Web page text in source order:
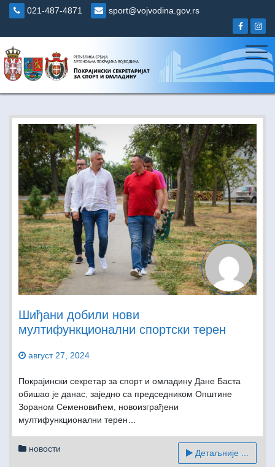
Skip
021-487-4871 sport@vojvodina.gov.rs
Шиђани добили нови
мултифункционални спортски терен
август 27, 2024
Покрајински секретар за спорт и омладину Дане Баста
обишао је данас, заједно са председником Општине
Зораном Семеновићем, новоизграђени
мултифункционални терен…
новости Детаљније ...